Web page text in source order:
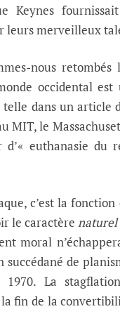
Keynes
leurs merveilleux
nous
occidental
telle dans un article
MIT, le
euthanasie du
c’est la
le caractère naturel
moral
succédané de
1970. La
fin de la